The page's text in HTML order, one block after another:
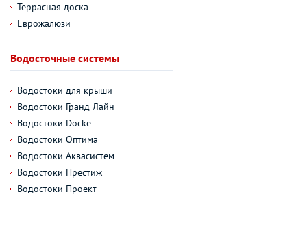
Террасная доска
Еврожалюзи
Водосточные системы
Водостоки для крыши
Водостоки Гранд Лайн
Водостоки Docke
Водостоки Оптима
Водостоки Аквасистем
Водостоки Престиж
Водостоки Проект